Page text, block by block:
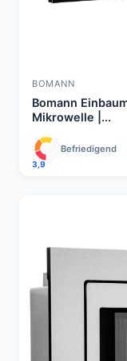
BOMANN
Bomann
Mikrowelle |...
3,9
Befriedigend